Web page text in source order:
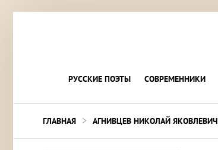
РУССКИЕ ПОЭТЫ СОВРЕМЕННИКИ
ГЛАВНАЯ > АГНИВЦЕВ НИКОЛАЙ ЯКОВЛЕВИЧ